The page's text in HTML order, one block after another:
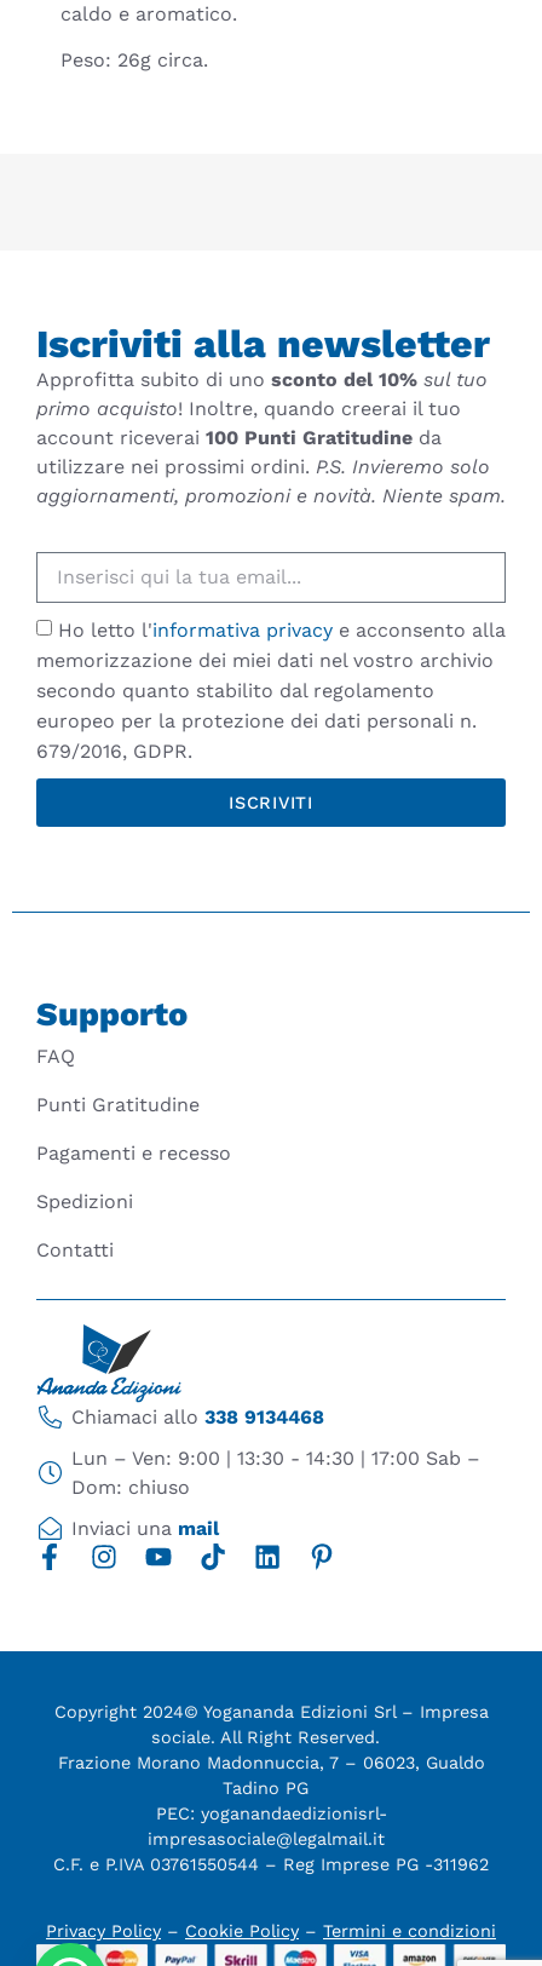
caldo e aromatico.
Peso: 26g circa.
Iscriviti alla newsletter
Approfitta subito di uno sconto del 10% sul tuo
primo acquisto! Inoltre, quando creerai il tuo
account riceverai 100 Punti Gratitudine da
utilizzare nei prossimi ordini. P.S. Invieremo solo
aggiornamenti, promozioni e novità. Niente spam.
Ho letto l'informativa privacy e acconsento alla
memorizzazione dei miei dati nel vostro archivio
secondo quanto stabilito dal regolamento
europeo per la protezione dei dati personali n.
679/2016, GDPR.
ISCRIVITI
Chiamaci allo 338 9134468
Lun – Ven: 9:00 | 13:30 - 14:30 | 17:00 Sab –
Dom: chiuso
Inviaci una mail
Supporto
FAQ
Punti Gratitudine
Pagamenti e recesso
Spedizioni
Contatti
Copyright 2024© Yogananda Edizioni Srl – Impresa
sociale. All Right Reserved.
Frazione Morano Madonnuccia, 7 – 06023, Gualdo
Tadino PG
PEC: yoganandaedizionisrl-
impresasociale@legalmail.it
C.F. e P.IVA 03761550544 – Reg Imprese PG -311962
Privacy Policy – Cookie Policy – Termini e condizioni